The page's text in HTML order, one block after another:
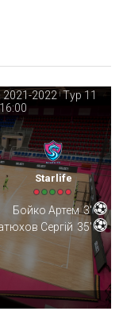
2021-2022 | Тур 11
16:00
Starlife
Бойко Артем 3'
Сергій 35'